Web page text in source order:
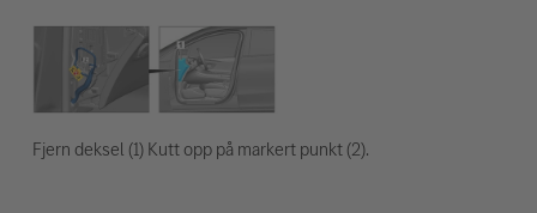
Fjern deksel (1) Kutt opp på markert punkt (2).